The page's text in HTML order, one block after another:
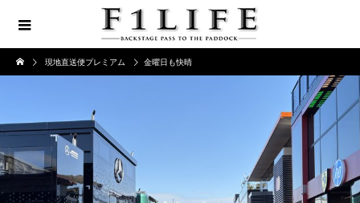
現地直送便プレミアム 金曜日も快晴